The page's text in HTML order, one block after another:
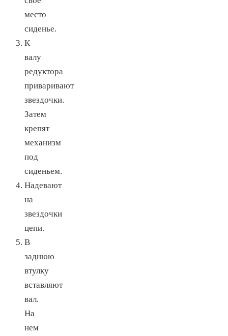
место
сиденье.
К
валу
редуктора
приваривают
звездочки.
Затем
крепят
механизм
под
сиденьем.
Надевают
на
звездочки
цепи.
В
заднюю
втулку
вставляют
вал.
На
нем